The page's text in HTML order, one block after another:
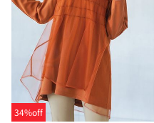
34%off